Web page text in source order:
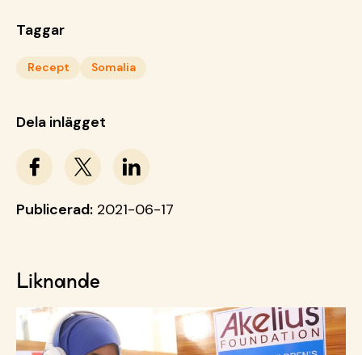
Taggar
Recept Somalia
Dela inlägget
Publicerad: 2021-06-17
Liknande